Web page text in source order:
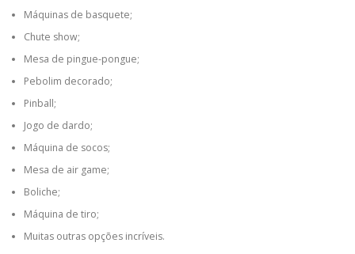
Máquinas de basquete;
Chute show;
Mesa de pingue-pongue;
Pebolim decorado;
Pinball;
Jogo de dardo;
Máquina de socos;
Mesa de air game;
Boliche;
Máquina de tiro;
Muitas outras opções incríveis.